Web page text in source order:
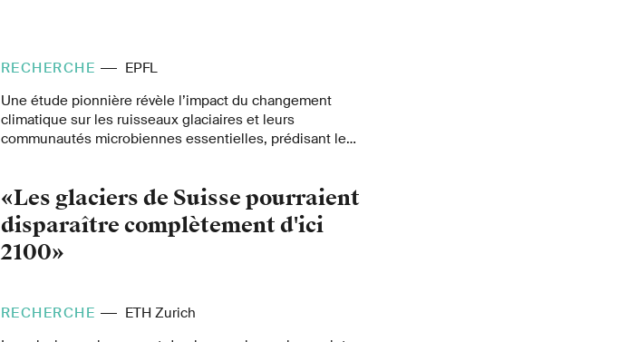
RECHERCHE
EPFL
Une étude pionnière révèle l’impact du changement
climatique sur les ruisseaux glaciaires et leurs
communautés microbiennes essentielles, prédisant leur
«Les glaciers de Suisse pourraient
disparaître complètement d'ici
2100»
RECHERCHE
ETH Zurich